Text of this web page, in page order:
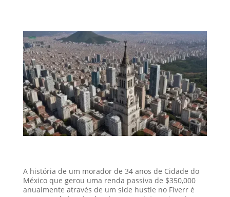
A história de um morador de 34 anos de Cidade do
México que gerou uma renda passiva de $350,000
anualmente através de um side hustle no Fiverr é